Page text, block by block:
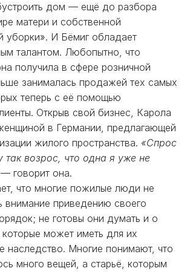
дом — ещё до разбора
матери и собственной
уборки». И Бёмиг обладает
талантом. Любопытно, что
получила в сфере розничной
занималась продажей тех самых
теперь с её помощью
Открыв свой бизнес, Карола
в Германии, предлагающей
жилого пространства. «Спрос
возрос, что одна я уже не
говорит она.
что многие пожилые люди не
внимание приведению своего
не готовы они думать и о
может иметь для их
наследство. Многие понимают, что
много вещей, а старьё, которым